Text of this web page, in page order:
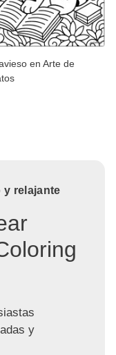
en Arte de
y relajante
y